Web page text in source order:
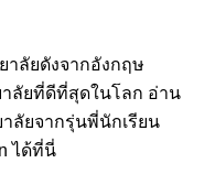
าลัยดังจากอังกฤษ
ลัยที่ดีที่สุดในโลก อ่าน
ลัยจากรุ่นพี่นักเรียน
ได้ที่นี่